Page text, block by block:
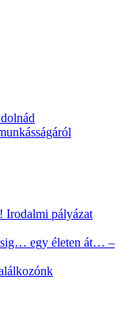
Irodalmi pályázat
egy életen át… –